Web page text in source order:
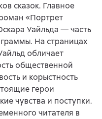
сказок. Главное
«Портрет
Уайльда — часть
На страницах
обличает
общественной
и корыстность
герои
чувства и поступки.
читателя в